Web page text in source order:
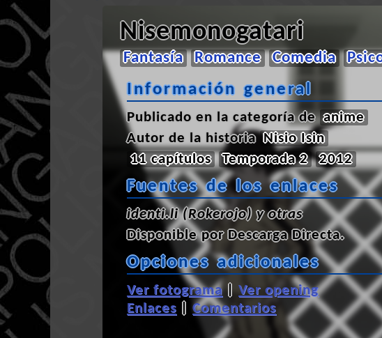
Nisemonogatari
Fantasía Romance Comedia
Información general
Publicado en la categoría de anime
Autor de la historia Nisio Isin
11 capítulos
Temporada 2 2012
Fuentes de los enlaces
identi.li (Rokerojo) y otras
Disponible por Descarga Directa.
Opciones adicionales
Ver fotograma| Ver opening
Enlaces
Comentarios